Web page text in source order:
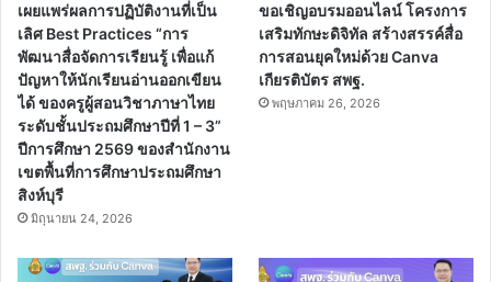
เผยแพร่ผลการปฏิบัติงานที่เป็น
เลิศ Best Practices “การ
พัฒนาสื่อจัดการเรียนรู้ เพื่อแก้
ปัญหาให้นักเรียนอ่านออกเขียน
ได้ ของครูผู้สอนวิชาภาษาไทย
ระดับชั้นประถมศึกษาปีที่ 1 – 3”
ปีการศึกษา 2569 ของสำนักงาน
เขตพื้นที่การศึกษาประถมศึกษา
สิงห์บุรี
มิถุนายน 24, 2026
ขอเชิญอบรมออนไลน์ โครงการ
เสริมทักษะดิจิทัล สร้างสรรค์สื่อ
การสอนยุคใหม่ด้วย Canva
เกียรติบัตร สพฐ.
พฤษภาคม 26, 2026